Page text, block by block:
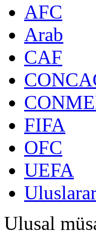
AFC
Arab
CAF
FIFA
OFC
UEFA
Ulusal